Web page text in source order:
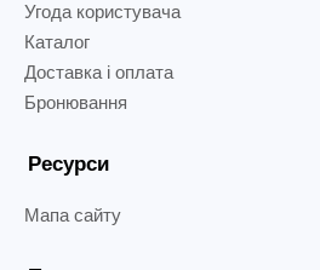
Угода користувача
Каталог
Доставка і оплата
Бронювання
Ресурси
Мапа сайту